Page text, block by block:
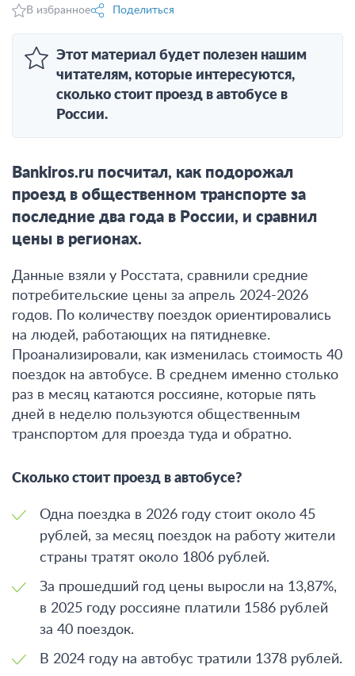
В избранное Поделиться
Этот материал будет полезен нашим
читателям, которые интересуются,
сколько стоит проезд в автобусе в
России.
Bankiros.ru посчитал, как подорожал
проезд в общественном транспорте за
последние два года в России, и сравнил
цены в регионах.
Данные взяли у Росстата, сравнили средние
потребительские цены за апрель 2024-2026
годов. По количеству поездок ориентировались
на людей, работающих на пятидневке.
Проанализировали, как изменилась стоимость 40
поездок на автобусе. В среднем именно столько
раз в месяц катаются россияне, которые пять
дней в неделю пользуются общественным
транспортом для проезда туда и обратно.
Сколько стоит проезд в автобусе?
Одна поездка в 2026 году стоит около 45
рублей, за месяц поездок на работу жители
страны тратят около 1806 рублей.
За прошедший год цены выросли на 13,87%,
в 2025 году россияне платили 1586 рублей
за 40 поездок.
В 2024 году на автобус тратили 1378 рублей.